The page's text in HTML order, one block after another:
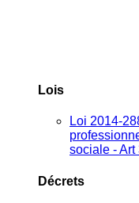
Lois
Loi 2014-
sociale - Art
Décrets